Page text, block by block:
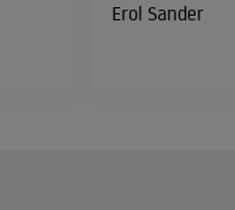
Erol Sander